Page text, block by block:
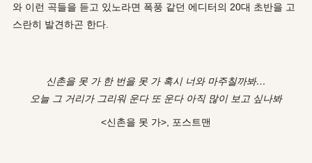
와 이런 곡들을 듣고 있노라면 폭풍 같던 에디터의 20대 초반을 고
스란히 발견하곤 한다.
신촌을 못 가 한 번을 못 가 혹시 너와 마주칠까봐…
오늘 그 거리가 그리워 운다 또 운다 아직 많이 보고 싶나봐
<신촌을 못 가>, 포스트맨